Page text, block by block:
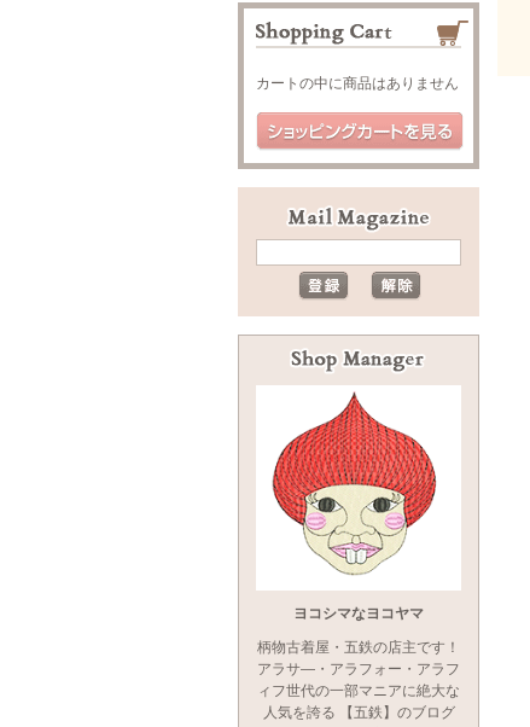
カートの中に商品はありません
ヨコシマなヨコヤマ
柄物古着屋・五鉄の店主です！
アラサ―・アラフォー・アラフ
ィフ世代の一部マニアに絶大な
人気を誇る 【五鉄】のブログ